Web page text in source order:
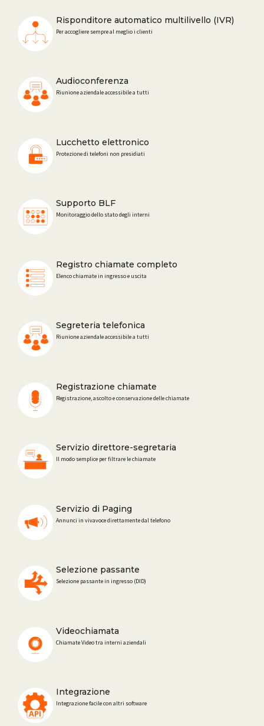
Risponditore automatico multilivello (IVR)
Per accogliere sempre al meglio i clienti
Audioconferenza
Riunione aziendale accessibile a tutti
Lucchetto elettronico
Protezione di telefoni non presidiati
Supporto BLF
Monitoraggio dello stato degli interni
Registro chiamate completo
Elenco chiamate in ingresso e uscita
Segreteria telefonica
Riunione aziendale accessibile a tutti
Registrazione chiamate
Registrazione, ascolto e conservazione delle chiamate
Servizio direttore-segretaria
Il modo semplice per filtrare le chiamate
Servizio di Paging
Annunci in vivavoce direttamente dal telefono
Selezione passante
Selezione passante in ingresso (DID)
Videochiamata
Chiamate Video tra interni aziendali
Integrazione
Integrazione facile con altri software